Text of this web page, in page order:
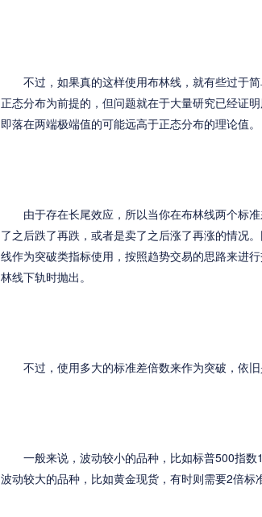
不过，如果真的这样使用布林线，就有些过于简
正态分布为前提的，但问题就在于大量研究已经证
即落在两端极端值的可能远高于正态分布的理论值。
由于存在长尾效应，所以当你在布林线两个标准
了之后跌了再跌，或者是卖了之后涨了再涨的情况
线作为突破类指标使用，按照趋势交易的思路来进
林线下轨时抛出。
不过，使用多大的标准差倍数来作为突破，依旧
一般来说，波动较小的品种，比如标普500指数
波动较大的品种，比如黄金现货，有时则需要2倍标